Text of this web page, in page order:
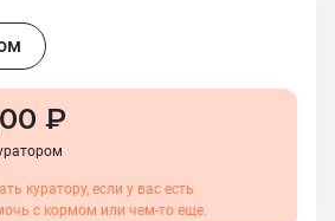
₽
куратору, если у вас есть
с кормом или чем-то еще.